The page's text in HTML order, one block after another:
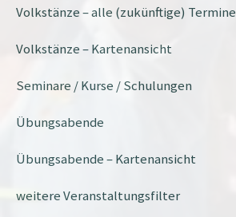
Volkstänze – alle (zukünftige) Termine
Volkstänze – Kartenansicht
Seminare / Kurse / Schulungen
Übungsabende
Übungsabende – Kartenansicht
weitere Veranstaltungsfilter